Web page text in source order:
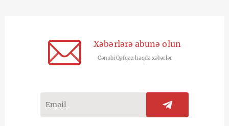
Xəbərlərə abunə olun
Cənubi Qafqaz haqda xəbərlər